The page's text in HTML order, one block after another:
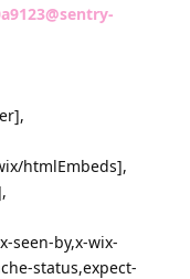
htmlEmbeds],
seen-by,x-wix-
status,expect-